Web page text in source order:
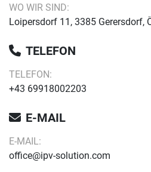
WO WIR SIND:
Loipersdorf 11, 3385 Gerersdorf,
TELEFON
TELEFON:
+43 69918002203
E-MAIL
E-MAIL:
office@ipv-solution.com